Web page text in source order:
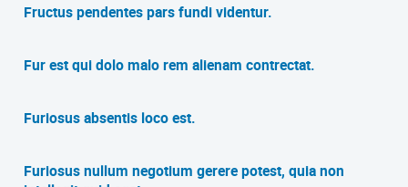
Fructus pendentes pars fundi videntur.
Fur est qui dolo malo rem alienam contrectat.
Furiosus absentis loco est.
Furiosus nullum negotium gerere potest, quia non